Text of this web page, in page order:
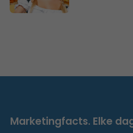
Marketingfacts. Elke